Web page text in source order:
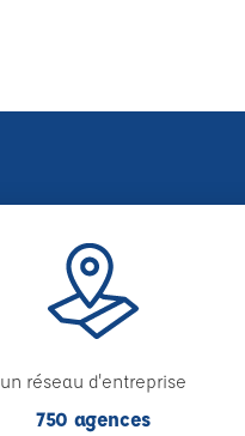
un réseau d'entreprise
750 agences